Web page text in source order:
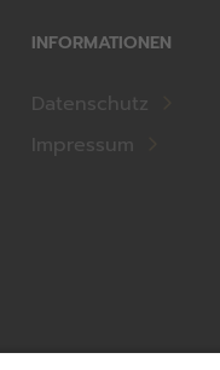
INFORMATIONEN
Datenschutz
Impressum